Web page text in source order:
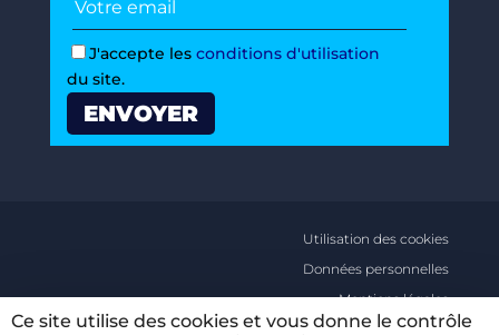
J'accepte les conditions d'utilisation
du site.
Utilisation des cookies
Données personnelles
Mentions légales
Conditions générales d’utilisations
Ce site utilise des cookies et vous donne le contrôle